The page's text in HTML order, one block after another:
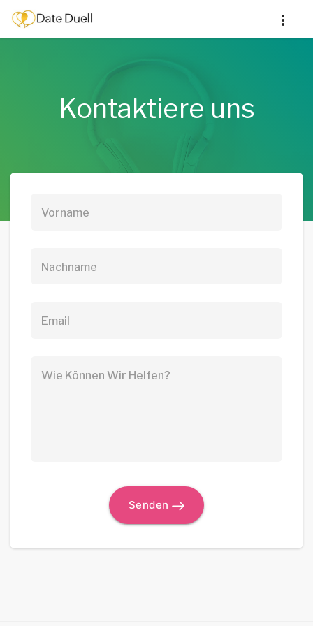
Kontaktiere uns
Vorname
Nachname
Email
Wie Können Wir Helfen?
Senden